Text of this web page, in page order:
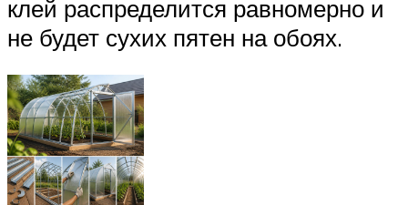
клей распределится равномерно и
не будет сухих пятен на обоях.